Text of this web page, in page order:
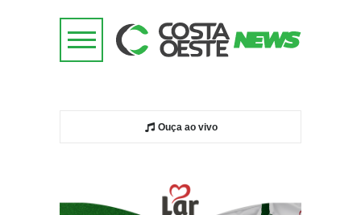
Ouça ao vivo